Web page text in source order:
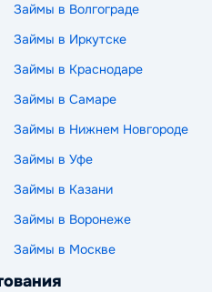
Займы в Волгограде
Займы в Иркутске
Займы в Краснодаре
Займы в Самаре
Займы в Нижнем Новгороде
Займы в Уфе
Займы в Казани
Займы в Воронеже
Займы в Москве